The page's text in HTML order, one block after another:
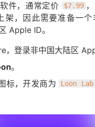
件，通常定价 $7.99
架，因此需要准备一个
Apple ID。
，登录非中国大陆区
。
标，开发商为
Loon